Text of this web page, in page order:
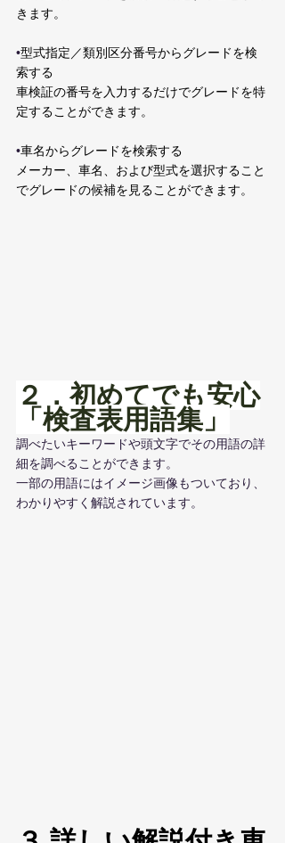
きます。
•型式指定／類別区分番号からグレードを検
索する
車検証の番号を入力するだけでグレードを特
定することができます。
•車名からグレードを検索する
メーカー、車名、および型式を選択すること
でグレードの候補を見ることができます。
２．初めてでも安心
「検査表用語集」
調べたいキーワードや頭文字でその用語の詳
細を調べることができます。
一部の用語にはイメージ画像もついており、
わかりやすく解説されています。